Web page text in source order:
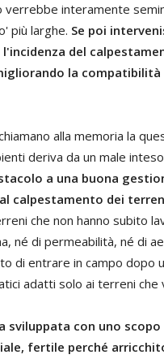
verrebbe interamente
più larghe. Se poi
del
la compatibilità
alla memoria la
deriva da un male
a una buona
calpestamento dei
che non hanno subito
né di permeabilità, né di
di entrare in campo dopo
adatti solo ai terreni
sviluppata con uno
fertile perché